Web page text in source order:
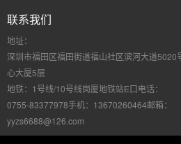
联系我们
地址：
深圳市福田区福田街道福山社区滨河大道5020
心大厦5层
地铁： 1号线/10号线岗厦地铁站E口电话：
0755-83377978手机： 13670260464邮箱：
yyzs6688@126.com